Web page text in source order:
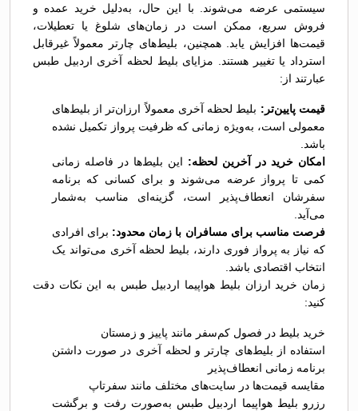
سیستمی عرضه می‌شوند. با این حال، به‌دلیل خرید عمده و
فروش سریع، ممکن است در زمان‌های شلوغ یا تعطیلات،
قیمت‌ها افزایش یابد. همچنین، بلیط‌های چارتر معمولاً غیرقابل
استرداد یا تغییر هستند. مزایای بلیط لحظه آخری اردبیل طبس
عبارتند از:
قیمت پایین‌تر: بلیط لحظه آخری معمولاً ارزان‌تر از بلیط‌های
معمولی است، به‌ویژه زمانی که ظرفیت پرواز تکمیل نشده
باشد.
امکان خرید در آخرین لحظه: این بلیط‌ها در فاصله زمانی
کمی تا پرواز عرضه می‌شوند و برای کسانی که برنامه
سفرشان انعطاف‌پذیر است، گزینه‌ای مناسب به‌شمار
می‌آید.
فرصت مناسب برای مسافران با زمان محدود: برای افرادی
که نیاز به پرواز فوری دارند، بلیط لحظه آخری می‌تواند یک
انتخاب اقتصادی باشد.
زمان خرید ارزان بلیط هواپیما اردبیل طبس به این نکات دقت
کنید:
خرید بلیط در فصول کم‌سفر مانند پاییز و زمستان
استفاده از بلیط‌های چارتر و لحظه آخری در صورت داشتن
برنامه زمانی انعطاف‌پذیر
مقایسه قیمت‌ها در سایت‌های مختلف مانند سفرتاپ
رزرو بلیط هواپیما اردبیل طبس به‌صورت رفت و برگشت